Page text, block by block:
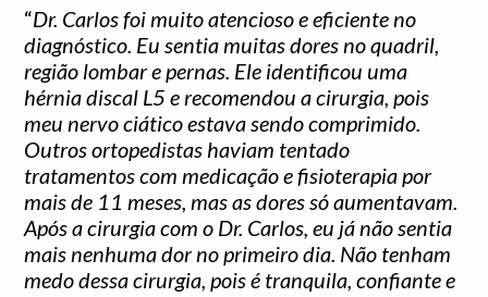
“Dr. Carlos foi muito atencioso e eficiente no
diagnóstico. Eu sentia muitas dores no quadril,
região lombar e pernas. Ele identificou uma
hérnia discal L5 e recomendou a cirurgia, pois
meu nervo ciático estava sendo comprimido.
Outros ortopedistas haviam tentado
tratamentos com medicação e fisioterapia por
mais de 11 meses, mas as dores só aumentavam.
Após a cirurgia com o Dr. Carlos, eu já não sentia
mais nenhuma dor no primeiro dia. Não tenham
medo dessa cirurgia, pois é tranquila, confiante e